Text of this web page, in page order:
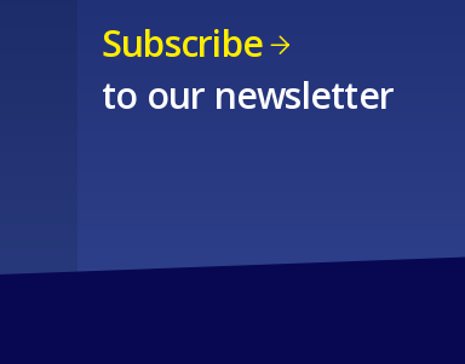
Subscribe
to our newsletter